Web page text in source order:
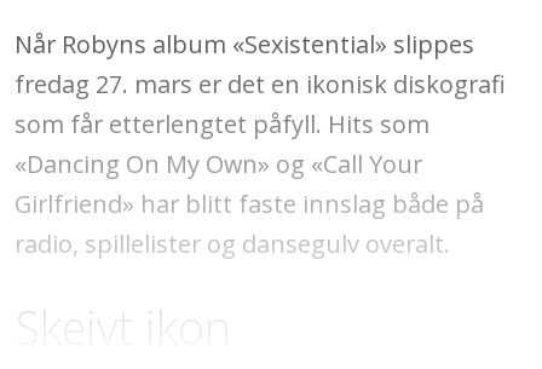
Når Robyns album «Sexistential» slippes
fredag 27. mars er det en ikonisk diskografi
som får etterlengtet påfyll. Hits som
«Dancing On My Own» og «Call Your
Girlfriend» har blitt faste innslag både på
radio, spillelister og dansegulv overalt.
Skeivt ikon